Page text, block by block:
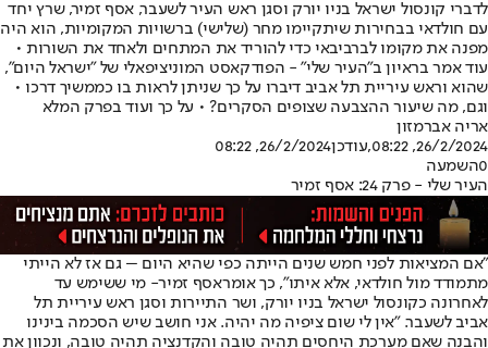
לדברי קונסול ישראל בניו יורק וסגן ראש העיר לשעבר, אסף זמיר, שרץ יחד
עם חולדאי בבחירות שיתקיימו מחר (שלישי) ברשויות המקומיות, הוא היה
מפנה את מקומו לברביבאי כדי להוריד את המתחים ולאחד את השורות •
עוד אמר בראיון ב"העיר שלי" - הפודקאסט המוניציפאלי של "ישראל היום",
שהוא וראש עיריית תל אביב דיברו על כך שניתן לראות בו כממשיך דרכו •
וגם, מה שיעור ההצבעה שצופים הסקרים? • על כך ועוד בפרק המלא
אריה אברמזון
26/2/2024, 08:22
,עודכן26/2/2024, 08:22
0השמעה
העיר שלי - פרק 24: אסף זמיר
"אם המציאות לפני חמש שנים הייתה כפי שהיא היום – גם אז לא הייתי
מתמודד מול חולדאי, אלא איתו", כך אומראסף זמיר- מי ששימש עד
לאחרונה כקונסול ישראל בניו יורק, ושר התיירות וסגן ראש עיריית תל
אביב לשעבר. "אין לי שום ציפיה מה יהיה. אני חושב שיש הסכמה בינינו
והבנה שאם מערכת היחסים תהיה טובה והקדנציה תהיה טובה, ונכוון את